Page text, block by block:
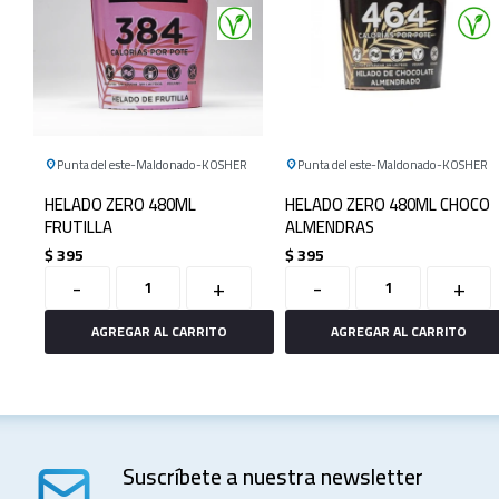
Punta del este Maldonado KOSHER
HELADO ZERO 480ML
FRUTILLA
$395
- +
Punta del este Maldonado KOSHER
HELADO ZERO 480ML CHOCO
ALMENDRAS
$395
- +
Suscríbete a nuestra newsletter